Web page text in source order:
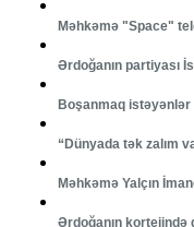
Məhkəmə "Space"
Ərdoğanın partiyası
Boşanmaq
“Dünyada tək zalım
Məhkəmə Yalçın
Ərdoğanın kortejində